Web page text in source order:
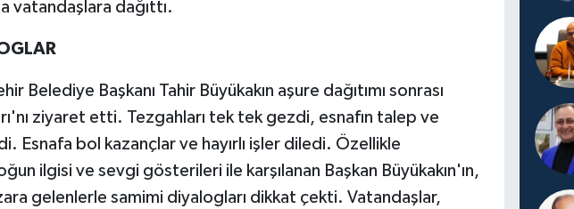
vatandaşlara dağıttı.
Belediye Başkanı Tahir Büyükakın aşure dağıtımı sonrası
ziyaret etti. Tezgahları tek tek gezdi, esnafın talep ve
Esnafa bol kazançlar ve hayırlı işler diledi. Özellikle
ilgisi ve sevgi gösterileri ile karşılanan Başkan Büyükakın'ın,
gelenlerle samimi diyalogları dikkat çekti. Vatandaşlar,